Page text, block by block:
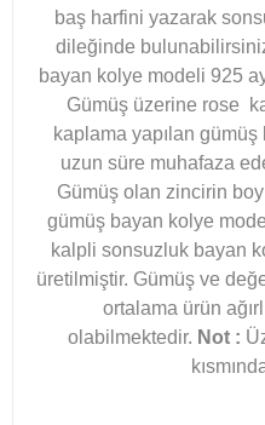
baş harfini yazarak
dileğinde
bayan kolye modeli 925
Gümüş üzerine rose
kaplama yapılan gümüş
uzun süre muhafaza
Gümüş olan zincirin
gümüş bayan kolye
kalpli sonsuzluk bayan
üretilmiştir. Gümüş ve
ortalama ürün
olabilmektedir. Not :